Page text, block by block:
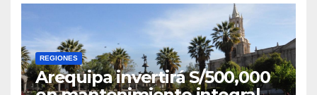
REGIONES
Arequipa invertirá S/500,000